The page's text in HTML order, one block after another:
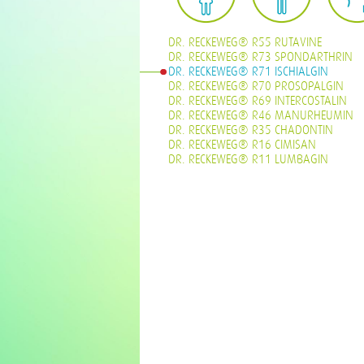
DR. RECKEWEG® R55 RUTAVINE
DR. RECKEWEG® R73 SPONDARTHRIN
DR. RECKEWEG® R71 ISCHIALGIN
DR. RECKEWEG® R70 PROSOPALGIN
DR. RECKEWEG® R69 INTERCOSTALIN
DR. RECKEWEG® R46 MANURHEUMIN
DR. RECKEWEG® R35 CHADONTIN
DR. RECKEWEG® R16 CIMISAN
DR. RECKEWEG® R11 LUMBAGIN